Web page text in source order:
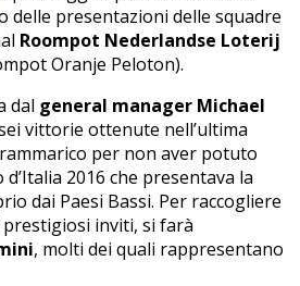
delle presentazioni delle squadre
Roompot Nederlandse Loterij
Oranje Peloton).
dal general manager Michael
vittorie ottenute nell’ultima
per non aver potuto
2016 che presentava la
dai Paesi Bassi. Per raccogliere
inviti, si farà
, molti dei quali rappresentano